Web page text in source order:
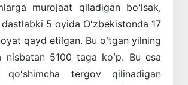
murojaat qiladigan boʻlsak,
5 oyida Oʻzbekistonda 17
qayd etilgan. Bu oʻtgan yilning
nisbatan 5100 taga koʻp. Bu esa
qoʻshimcha tergov qilinadigan